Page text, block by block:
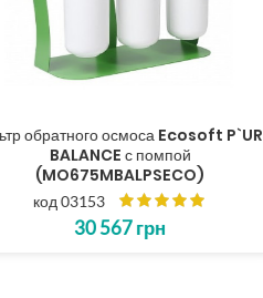
осмоса Ecosoft P`URE
BALANCE с помпой
(MO675MBALPSECO)
код 03153
30 567грн